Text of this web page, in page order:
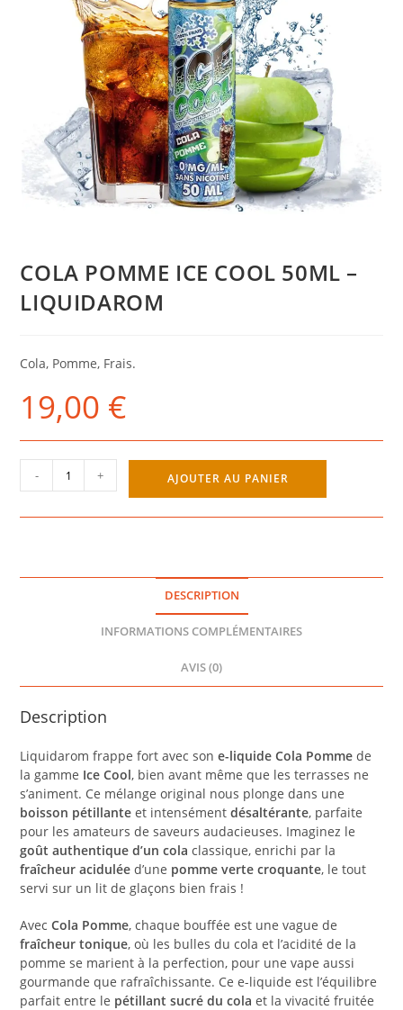
COLA POMME ICE COOL 50ML –
LIQUIDAROM
Cola, Pomme, Frais.
19,00 €
quantité
de
50ML
- + AJOUTER AU PANIER
DESCRIPTION
INFORMATIONS COMPLÉMENTAIRES
AVIS (0)
Description
Liquidarom frappe fort avec sone-liquide Cola Pomme de
la gamme Ice Cool, bien avant même que les terrasses ne
s’animent. Ce mélange original nous plonge dans une
boisson pétillante et intensémentdésaltérante, parfaite
pour les amateurs de saveurs audacieuses. Imaginez le
goût authentique d’un cola classique, enrichi par la
fraîcheur acidulée d’une pomme verte croquante, le tout
servi sur un lit de glaçons bien frais !
AvecCola Pomme, chaque bouffée est une vague de
fraîcheur tonique, où les bulles du cola et l’acidité de la
pomme se marient à la perfection, pour une vape aussi
gourmande que rafraîchissante. Ce e-liquide est l’équilibre
parfait entre le pétillant sucré du cola et la vivacité fruitée